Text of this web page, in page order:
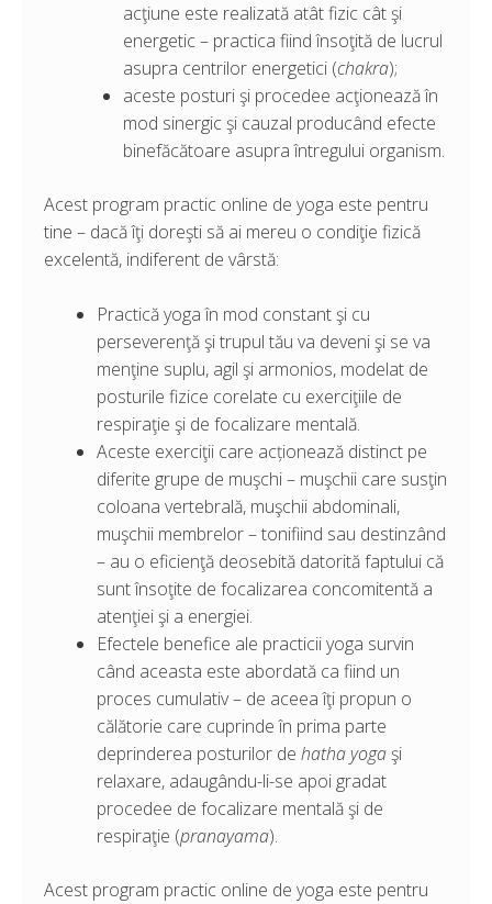
acţiune este realizată atât fizic cât şi
energetic – practica fiind însoţită de lucrul
asupra centrilor energetici (chakra);
aceste posturi şi procedee acţionează în
mod sinergic şi cauzal producând efecte
binefăcătoare asupra întregului organism.
Acest program practic online de yoga este pentru
tine – dacă îţi doreşti să ai mereu o condiţie fizică
excelentă, indiferent de vârstă:
Practică yoga în mod constant şi cu
perseverenţă şi trupul tău va deveni şi se va
menţine suplu, agil şi armonios, modelat de
posturile fizice corelate cu exerciţiile de
respiraţie şi de focalizare mentală.
Aceste exerciţii care acționează distinct pe
diferite grupe de muşchi – muşchii care susţin
coloana vertebrală, muşchii abdominali,
muşchii membrelor – tonifiind sau destinzând
– au o eficienţă deosebită datorită faptului că
sunt însoţite de focalizarea concomitentă a
atenţiei şi a energiei.
Efectele benefice ale practicii yoga survin
când aceasta este abordată ca fiind un
proces cumulativ – de aceea îţi propun o
călătorie care cuprinde în prima parte
deprinderea posturilor de hathayogaşi
relaxare, adaugându-li-se apoi gradat
procedee de focalizare mentală şi de
respiraţie (pranayama).
Acest program practic online de yoga este pentru